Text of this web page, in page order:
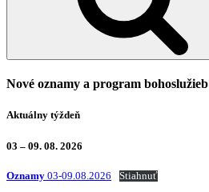
Nové oznamy a program bohoslužieb
Aktuálny týždeň
03 – 09. 08. 2026
Oznamy 03-09.08.2026 Stiahnuť